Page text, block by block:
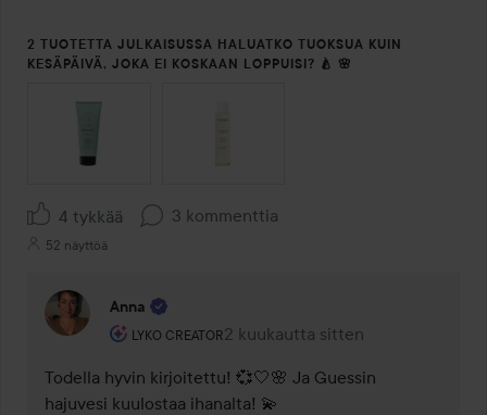
2 TUOTETTA JULKAISUSSA HALUATKO TUOKSUA KUIN
KESÄPÄIVÄ, JOKA EI KOSKAAN LOPPUISI? 🍐 🌸
4 tykkää 3 kommenttia
52 näyttöä
Anna
LYKO CREATOR
Käyttäjän rooli: Lyko Creator.
2 kuukautta sitten
Kommentti lisättiin 2 kuukautta
Todella hyvin kirjoitettu! 💞🤍🌸 Ja Guessin
hajuvesi kuulostaa ihanalta! 💫